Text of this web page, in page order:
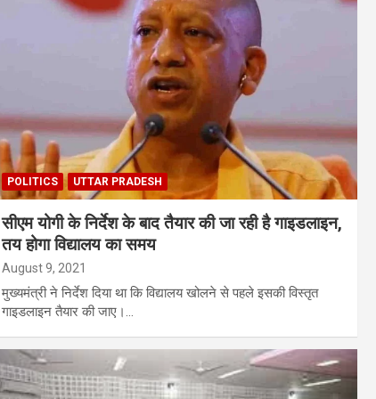
POLITICS UTTAR PRADESH
सीएम योगी के निर्देश के बाद तैयार की जा रही है गाइडलाइन,
तय होगा विद्यालय का समय
August 9, 2021
मुख्यमंत्री ने निर्देश दिया था कि विद्यालय खोलने से पहले इसकी विस्तृत
गाइडलाइन तैयार की जाए।…